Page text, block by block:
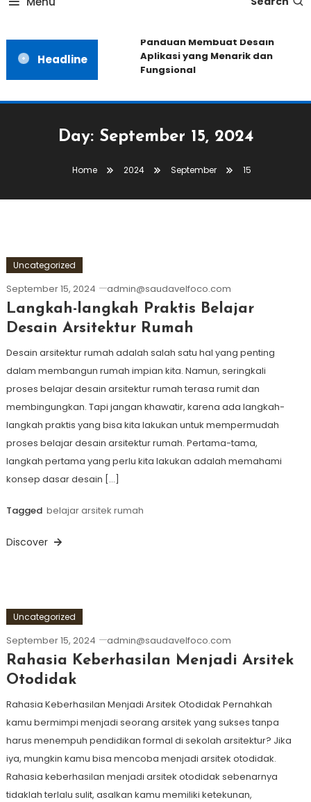
Headline
Panduan Membuat Desain
Aplikasi yang Menarik dan
Fungsional
Day: September 15, 2024
Home 2024 September 15
Uncategorized
September 15, 2024 admin@saudavelfoco.com
Langkah-langkah Praktis Belajar
Desain Arsitektur Rumah
Desain arsitektur rumah adalah salah satu hal yang penting
dalam membangun rumah impian kita. Namun, seringkali
proses belajar desain arsitektur rumah terasa rumit dan
membingungkan. Tapi jangan khawatir, karena ada langkah-
langkah praktis yang bisa kita lakukan untuk mempermudah
proses belajar desain arsitektur rumah. Pertama-tama,
langkah pertama yang perlu kita lakukan adalah memahami
konsep dasar desain […]
Tagged belajar arsitek rumah
Discover
Uncategorized
September 15, 2024 admin@saudavelfoco.com
Rahasia Keberhasilan Menjadi Arsitek
Otodidak
Rahasia Keberhasilan Menjadi Arsitek Otodidak Pernahkah
kamu bermimpi menjadi seorang arsitek yang sukses tanpa
harus menempuh pendidikan formal di sekolah arsitektur? Jika
iya, mungkin kamu bisa mencoba menjadi arsitek otodidak.
Rahasia keberhasilan menjadi arsitek otodidak sebenarnya
tidaklah terlalu sulit, asalkan kamu memiliki ketekunan,